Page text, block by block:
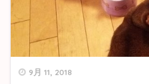
9月 11, 2018